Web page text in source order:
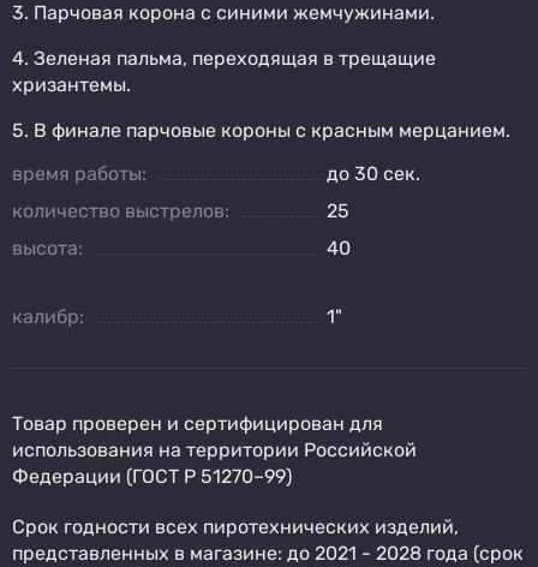
3. Парчовая корона с синими жемчужинами.
4. Зеленая пальма, переходящая в трещащие
хризантемы.
5. В финале парчовые короны с красным мерцанием.
время работы:
до 30 сек.
количество выстрелов:
25
высота:
40
калибр: 1"
Товар проверен и сертифицирован для
использования на территории Российской
Федерации (ГОСТ Р 51270–99)
Срок годности всех пиротехнических изделий,
представленных в магазине: до 2021 - 2028 года (срок